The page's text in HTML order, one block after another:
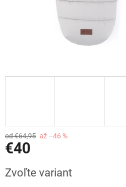
od €64,95 až –46 %
€40
cena:
Zvoľte variant